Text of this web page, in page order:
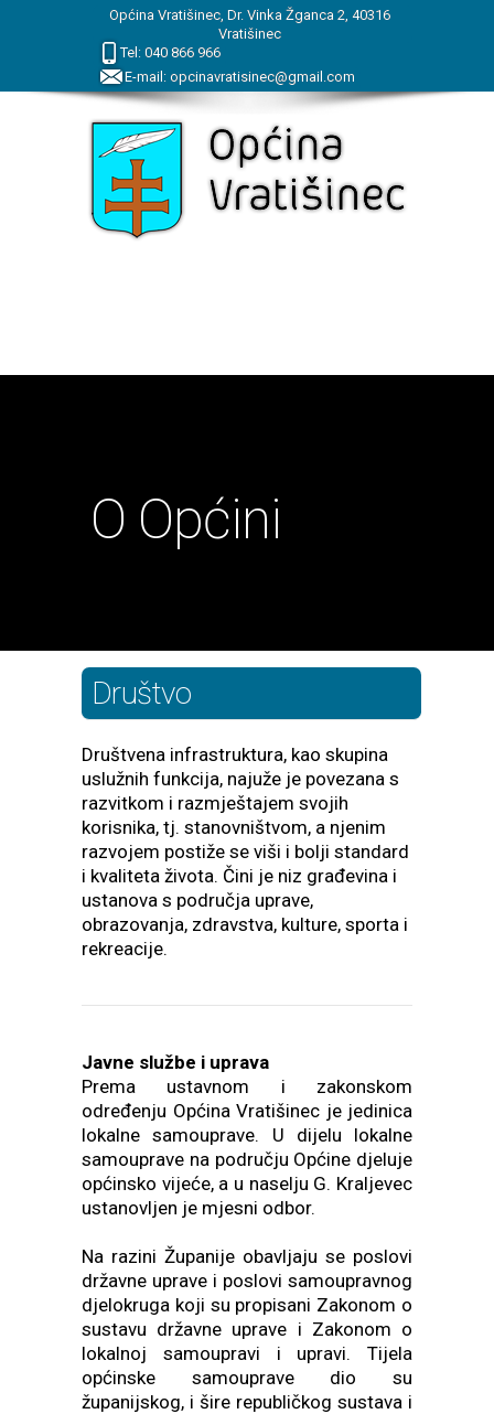
Općina Vratišinec, Dr. Vinka Žganca 2, 40316
Vratišinec
Tel: 040 866 966
E-mail: opcinavratisinec@gmail.com
O Općini
Društvo
Društvena infrastruktura, kao skupina
uslužnih funkcija, najuže je povezana s
razvitkom i razmještajem svojih
korisnika, tj. stanovništvom, a njenim
razvojem postiže se viši i bolji standard
i kvaliteta života. Čini je niz građevina i
ustanova s područja uprave,
obrazovanja, zdravstva, kulture, sporta i
rekreacije.
Javne službe i uprava
Prema ustavnom i zakonskom
određenju Općina Vratišinec je jedinica
lokalne samouprave. U dijelu lokalne
samouprave na području Općine djeluje
općinsko vijeće, a u naselju G. Kraljevec
ustanovljen je mjesni odbor.
Na razini Županije obavljaju se poslovi
državne uprave i poslovi samoupravnog
djelokruga koji su propisani Zakonom o
sustavu državne uprave i Zakonom o
lokalnoj samoupravi i upravi. Tijela
općinske samouprave dio su
županijskog, i šire republičkog sustava i